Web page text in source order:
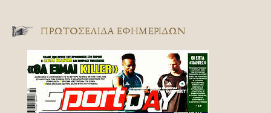
ΠΡΩΤΟΣΈΛΙΔΑ ΕΦΗΜΕΡΊΔΩΝ